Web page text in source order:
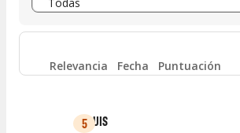
Entre 6 y 8 (1)
Entre 4 y 6 1
Relevancia Fecha Puntuación
5 LUIS